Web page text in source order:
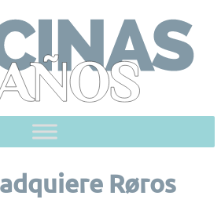
content
Røros